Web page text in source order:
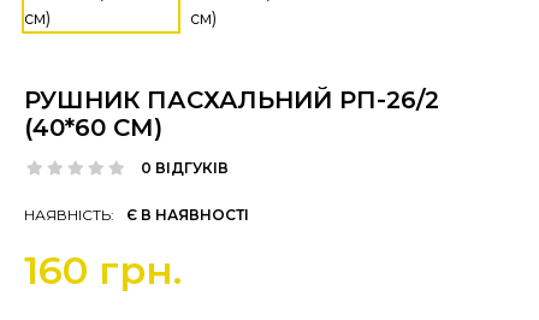
РУШНИК ПАСХАЛЬНИЙ РП-26/2
(40*60 СМ)
0 ВІДГУКІВ
НАЯВНІСТЬ: Є В НАЯВНОСТІ
160 грн.